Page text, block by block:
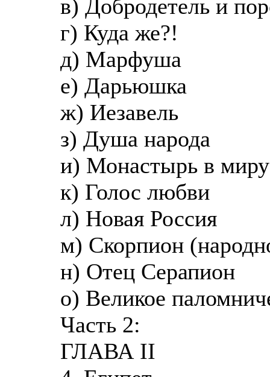
в) Добродетель и
г) Куда же?!
д) Марфуша
е) Дарьюшка
ж) Иезавель
з) Душа народа
и) Монастырь в миру
к) Голос любви
л) Новая Россия
м) Скорпион
н) Отец Серапион
о) Великое
Часть 2:
ГЛАВА II